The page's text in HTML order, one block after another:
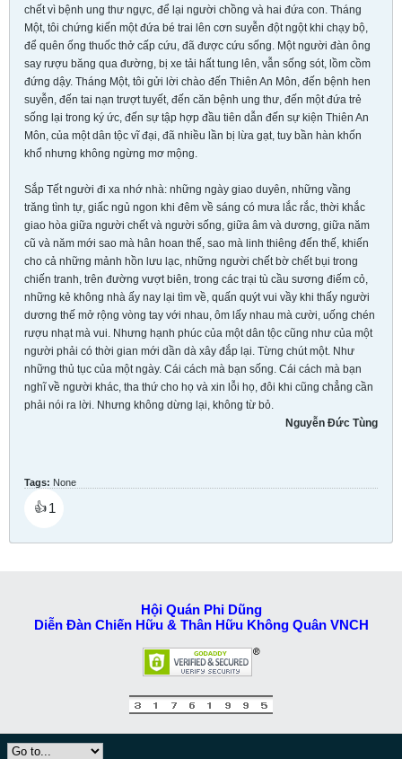
chết vì bệnh ung thư ngực, để lại người chồng và hai đứa con. Tháng
Một, tôi chứng kiến một đứa bé trai lên cơn suyễn đột ngột khi chạy bộ,
để quên ống thuốc thở cấp cứu, đã được cứu sống. Một người đàn ông
say rượu băng qua đường, bị xe tải hất tung lên, vẫn sống sót, lồm cồm
đứng dậy. Tháng Một, tôi gửi lời chào đến Thiên An Môn, đến bệnh hen
suyễn, đến tai nạn trượt tuyết, đến căn bệnh ung thư, đến một đứa trẻ
sống lại trong ký ức, đến sự tập hợp đầu tiên dẫn đến sự kiện Thiên An
Môn, của một dân tộc vĩ đại, đã nhiều lần bị lừa gạt, tuy bần hàn khốn
khổ nhưng không ngừng mơ mộng.
Sắp Tết người đi xa nhớ nhà: những ngày giao duyên, những vầng
trăng tình tự, giấc ngủ ngon khi đêm về sáng có mưa lắc rắc, thời khắc
giao hòa giữa người chết và người sống, giữa âm và dương, giữa năm
cũ và năm mới sao mà hân hoan thế, sao mà linh thiêng đến thế, khiến
cho cả những mảnh hồn lưu lạc, những người chết bờ chết bụi trong
chiến tranh, trên đường vượt biên, trong các trại tù cầu sương điếm cỏ,
những kẻ không nhà ấy nay lại tìm về, quấn quýt vui vầy khi thấy người
dương thế mở rộng vòng tay với nhau, ôm lấy nhau mà cười, uống chén
rượu nhạt mà vui. Nhưng hạnh phúc của một dân tộc cũng như của một
người phải có thời gian mới dần dà xây đắp lại. Từng chút một. Như
những thủ tục của một ngày. Cái cách mà bạn sống. Cái cách mà bạn
nghĩ về người khác, tha thứ cho họ và xin lỗi họ, đôi khi cũng chẳng cần
phải nói ra lời. Nhưng không dừng lại, không từ bỏ.
Nguyễn Đức Tùng
Tags: None
👍 1
Hội Quán Phi Dũng
Diễn Đàn Chiến Hữu & Thân Hữu Không Quân VNCH